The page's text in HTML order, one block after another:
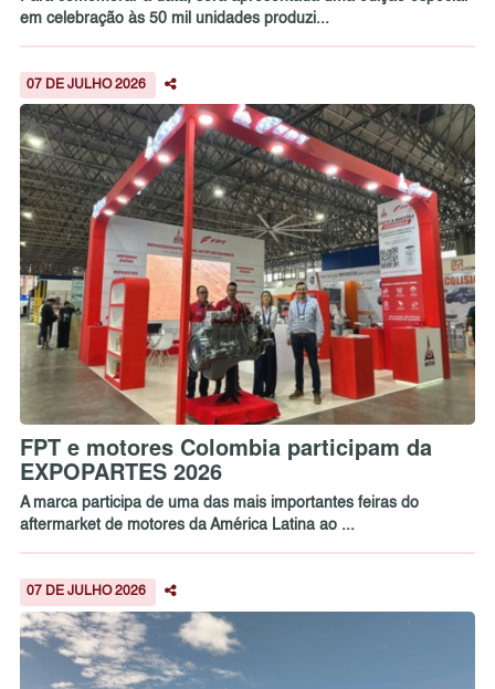
em celebração às 50 mil unidades produzi...
07 DE JULHO 2026
FPT e motores Colombia participam da
EXPOPARTES 2026
A marca participa de uma das mais importantes feiras do
aftermarket de motores da América Latina ao ...
07 DE JULHO 2026